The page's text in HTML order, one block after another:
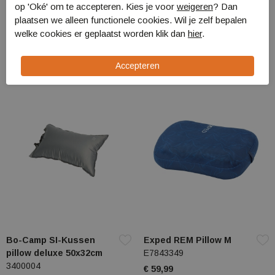
Cocoon Air Core Pillow
UL L
CACP4UL1N
Cocoon Air Core Pillow
UL L
CACP4UL2N
Bo-Camp SI-Kussen
pillow deluxe 50x32cm
3400004
Exped REM Pillow M
E7843349
€ 59,99
op 'Oké' om te accepteren. Kies je voor weigeren? Dan
plaatsen we alleen functionele cookies. Wil je zelf bepalen
welke cookies er geplaatst worden klik dan hier.